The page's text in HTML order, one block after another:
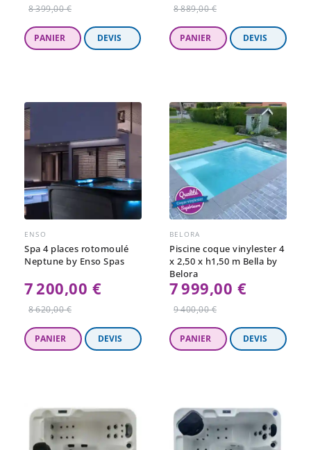
régulier
8 399,00 €
régulier
8 889,00 €
ENSO
Spa 4 places rotomoulé
Neptune by Enso Spas
7 200,00 €Prix
régulier
8 620,00 €
BELORA
Piscine coque vinylester 4
x 2,50 x h1,50 m Bella by
Belora
7 999,00 €Prix
régulier
9 400,00 €